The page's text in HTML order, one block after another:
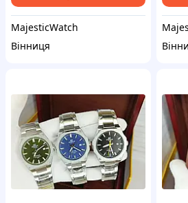
MajesticWatch
Вінниця